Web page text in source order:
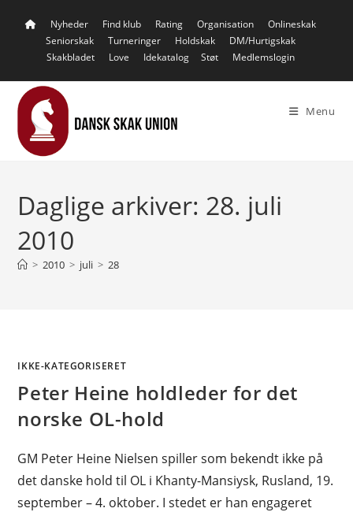
Nyheder Find klub Rating Organisation
Onlineskak
Seniorskak
Turneringer Holdskak
DM/Hurtigskak
Skakbladet
Love Idekatalog Støt Medlemslogin
Menu
Daglige arkiver: 28. juli
2010
> 2010 > juli > 28
IKKE-KATEGORISERET
Peter Heine holdleder for det
norske OL-hold
GM Peter Heine Nielsen spiller som bekendt ikke på
det danske hold til OL i Khanty-Mansiysk, Rusland, 19.
september – 4. oktober. I stedet er han engageret